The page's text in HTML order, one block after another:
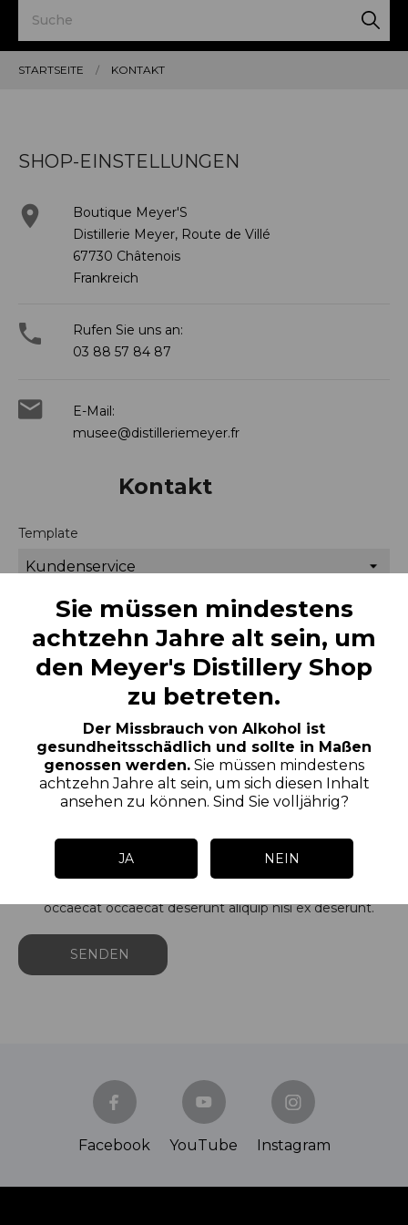
Sie müssen mindestens
achtzehn Jahre alt sein, um
den Meyer's Distillery Shop
zu betreten.
Der Missbrauch von Alkohol ist
gesundheitsschädlich und sollte in Maßen
genossen werden. Sie müssen mindestens
achtzehn Jahre alt sein, um sich diesen Inhalt
ansehen zu können. Sind Sie volljährig?
JA NEIN
STARTSEITE KONTAKT
SHOP-EINSTELLUNGEN

Boutique Meyer'S
Distillerie Meyer, Route de Villé
67730 Châtenois
Frankreich

Rufen Sie uns an:
03 88 57 84 87

E-Mail:
musee@distilleriemeyer.fr
Kontakt
Template
E-Mail
optional
Nachricht
occaecat occaecat deserunt aliquip nisi ex deserunt.
Facebook YouTube Instagram